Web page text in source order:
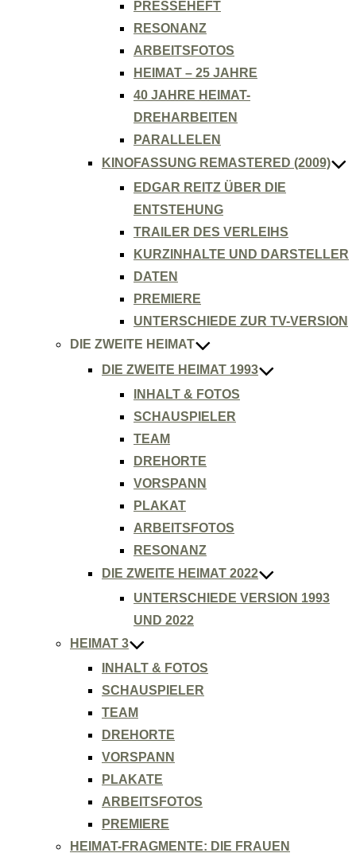
PRESSEHEFT
RESONANZ
ARBEITSFOTOS
HEIMAT – 25 JAHRE
40 JAHRE HEIMAT-
DREHARBEITEN
PARALLELEN
KINOFASSUNG REMASTERED (2009)
EDGAR REITZ ÜBER DIE
ENTSTEHUNG
TRAILER DES VERLEIHS
KURZINHALTE UND DARSTELLER
DATEN
PREMIERE
UNTERSCHIEDE ZUR TV-VERSION
DIE ZWEITE HEIMAT
DIE ZWEITE HEIMAT 1993
INHALT & FOTOS
SCHAUSPIELER
TEAM
DREHORTE
VORSPANN
PLAKAT
ARBEITSFOTOS
RESONANZ
DIE ZWEITE HEIMAT 2022
UNTERSCHIEDE VERSION 1993
UND 2022
HEIMAT 3
INHALT & FOTOS
SCHAUSPIELER
TEAM
DREHORTE
VORSPANN
PLAKATE
ARBEITSFOTOS
PREMIERE
HEIMAT-FRAGMENTE: DIE FRAUEN